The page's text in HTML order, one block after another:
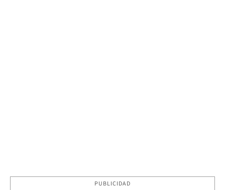
PUBLICIDAD